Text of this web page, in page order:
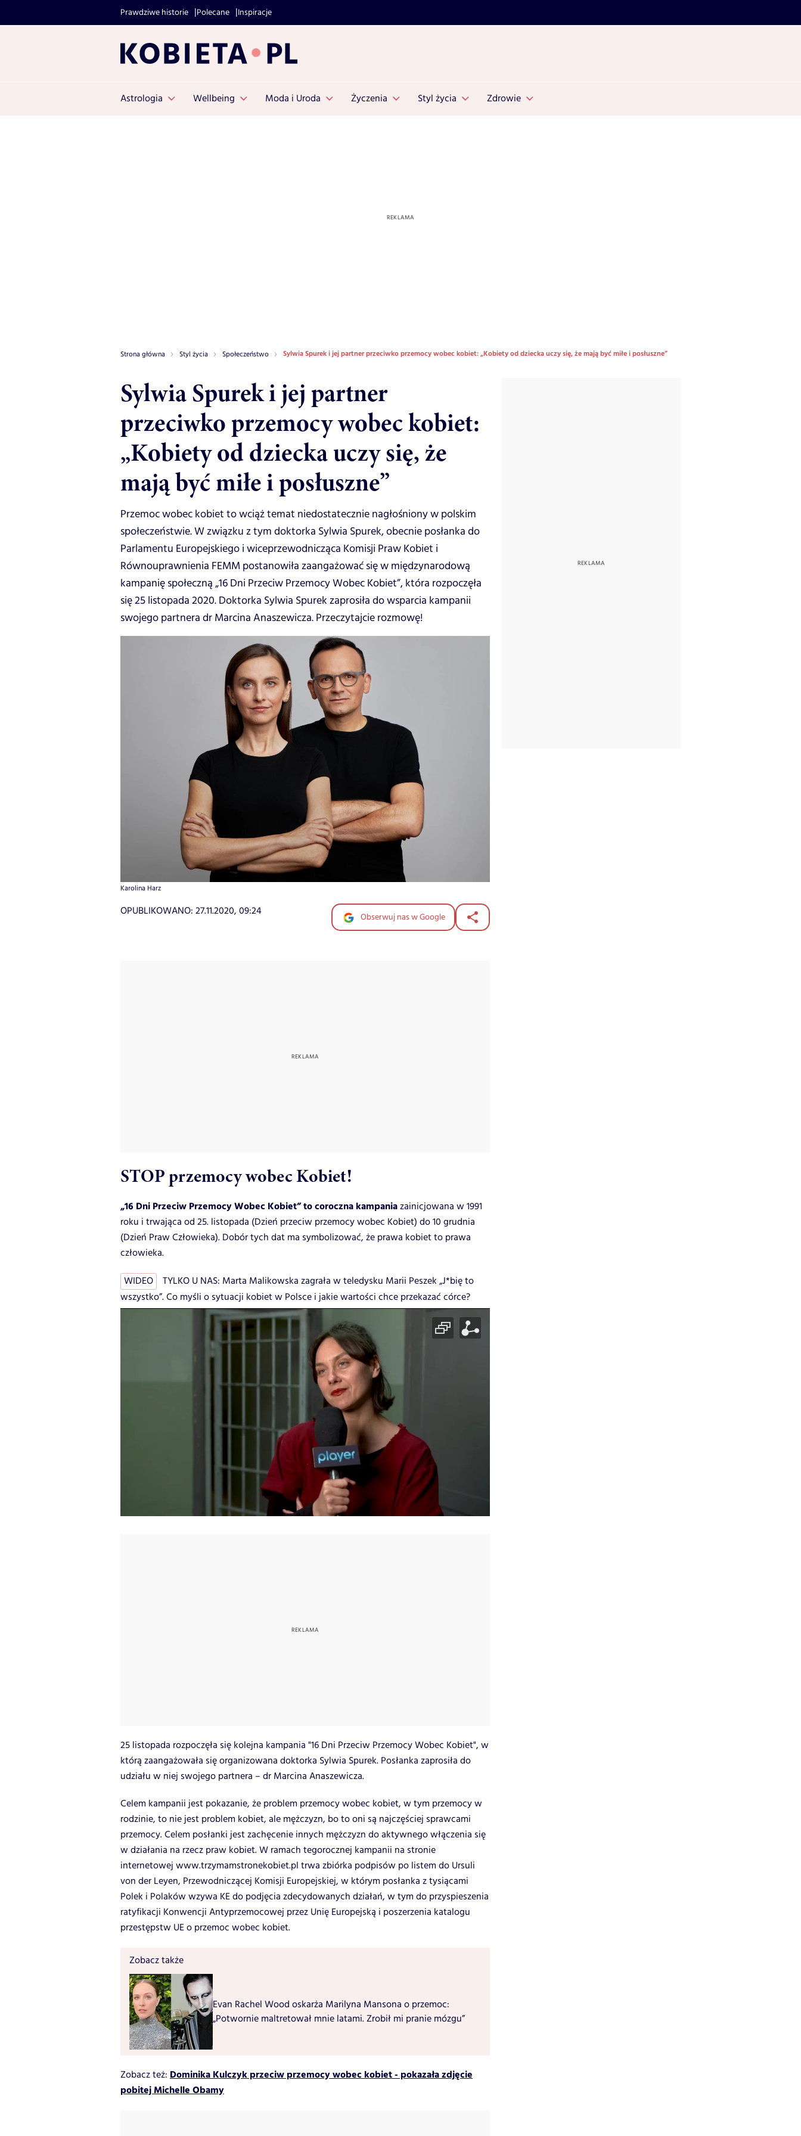
Prawdziwe historie Polecane Inspiracje
Astrologia Wellbeing Moda i Uroda Życzenia Styl życia Zdrowie
Strona główna Styl życia Społeczeństwo Sylwia Spurek i jej partner przeciwko przemocy wobec kobiet: „Kobiety od dziecka uczy się, że mają być miłe i posłuszne”
Sylwia Spurek i jej partner
przeciwko przemocy wobec kobiet:
„Kobiety od dziecka uczy się, że
mają być miłe i posłuszne”
Przemoc wobec kobiet to wciąż temat niedostatecznie nagłośniony w polskim
społeczeństwie. W związku z tym doktorka Sylwia Spurek, obecnie posłanka do
Parlamentu Europejskiego i wiceprzewodnicząca Komisji Praw Kobiet i
Równouprawnienia FEMM postanowiła zaangażować się w międzynarodową
kampanię społeczną „16 Dni Przeciw Przemocy Wobec Kobiet”, która rozpoczęła
się 25 listopada 2020. Doktorka Sylwia Spurek zaprosiła do wsparcia kampanii
swojego partnera dr Marcina Anaszewicza. Przeczytajcie rozmowę!
Karolina Harz
OPUBLIKOWANO: 27.11.2020, 09:24 Obserwuj nas w Google
STOP przemocy wobec Kobiet!
„16 Dni Przeciw Przemocy Wobec Kobiet” to coroczna kampaniazainicjowana w 1991
roku i trwająca od 25. listopada (Dzień przeciw przemocy wobec Kobiet) do 10 grudnia
(Dzień Praw Człowieka). Dobór tych dat ma symbolizować, że prawa kobiet to prawa
człowieka.
WIDEO
TYLKO U NAS: Marta Malikowska zagrała w teledysku Marii Peszek „J*bię to
wszystko”. Co myśli o sytuacji kobiet w Polsce i jakie wartości chce przekazać córce?
25 listopada rozpoczęła się kolejna kampania "16 Dni Przeciw Przemocy Wobec Kobiet", w
którą zaangażowała się organizowana doktorka Sylwia Spurek. Posłanka zaprosiła do
udziału w niej swojego partnera – dr Marcina Anaszewicza.
Celem kampanii jest pokazanie, że problem przemocy wobec kobiet, w tym przemocy w
rodzinie, to nie jest problem kobiet, ale mężczyzn, bo to oni są najczęściej sprawcami
przemocy. Celem posłanki jest zachęcenie innych mężczyzn do aktywnego włączenia się
w działania na rzecz praw kobiet. W ramach tegorocznej kampanii na stronie
internetowej www.trzymamstronekobiet.pl trwa zbiórka podpisów po listem do Ursuli
von der Leyen, Przewodniczącej Komisji Europejskiej, w którym posłanka z tysiącami
Polek i Polaków wzywa KE do podjęcia zdecydowanych działań, w tym do przyspieszenia
ratyfikacji Konwencji Antyprzemocowej przez Unię Europejską i poszerzenia katalogu
przestępstw UE o przemoc wobec kobiet.
Zobacz także
Evan Rachel Wood oskarża Marilyna Mansona o przemoc:
„Potwornie maltretował mnie latami. Zrobił mi pranie mózgu”
Zobacz też: Dominika Kulczyk przeciw przemocy wobec kobiet - pokazała zdjęcie
pobitej Michelle Obamy